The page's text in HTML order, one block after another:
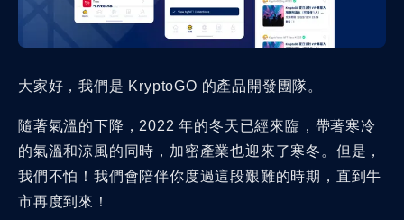
大家好，我們是 KryptoGO 的產品開發團隊。
隨著氣溫的下降，2022 年的冬天已經來臨，帶著寒冷
的氣溫和涼風的同時，加密產業也迎來了寒冬。但是，
我們不怕！我們會陪伴你度過這段艱難的時期，直到牛
市再度到來！